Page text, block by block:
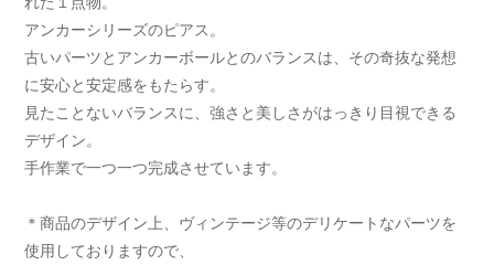
アンカーシリーズのピアス。
古いパーツとアンカーボールとのバランスは、その奇抜な発想
に安心と安定感をもたらす。
見たことないバランスに、強さと美しさがはっきり目視できる
デザイン。
手作業で一つ一つ完成させています。
＊商品のデザイン上、ヴィンテージ等のデリケートなパーツを
使用しておりますので、